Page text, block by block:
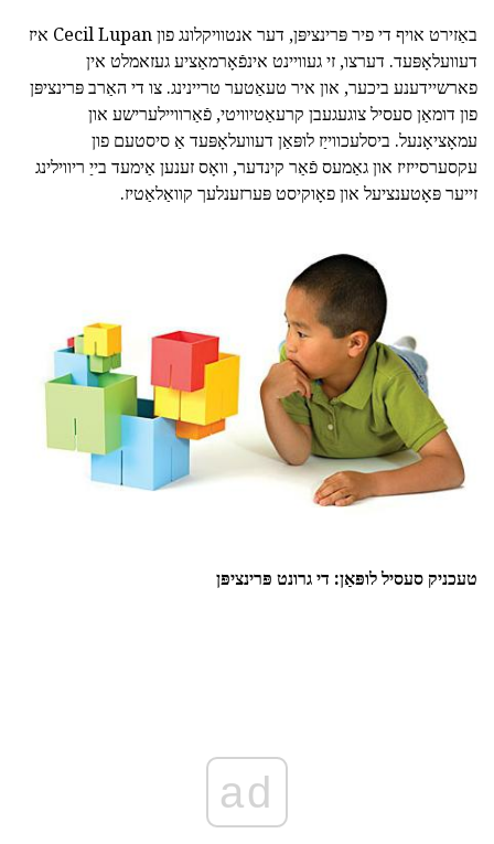
באַזירט אויף די פיר פּרינציפּן, דער אנטוויקלונג פון Cecil Lupan איז
דעוועלאָפּעד. דערצו, זי געוויינט אינפֿאָרמאַציע געזאמלט אין
פארשיידענע ביכער, און איר טעאַטער טריינינג. צו די האַרב פּרינציפּן
פון דומאַן סעסיל צוגעגעבן קרעאַטיוויטי, פֿאַרוויילערישע און
עמאָציאָנעל. ביסלעכווייַז לופּאַן דעוועלאָפּעד אַ סיסטעם פון
עקסערסייזיז און גאַמעס פֿאַר קינדער, וואָס זענען אַימעד בייַ ריווילינג
זייער פּאָטענציעל און פאָוקיסט פּערזענלעך קוואַלאַטיז.
טעכניק סעסיל לופּאַן: די גרונט פּרינציפּן
ad